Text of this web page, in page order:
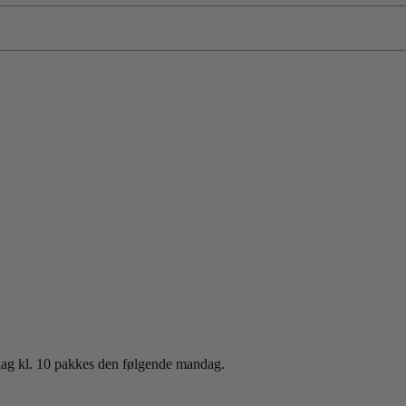
kl. 10 pakkes den følgende mandag.